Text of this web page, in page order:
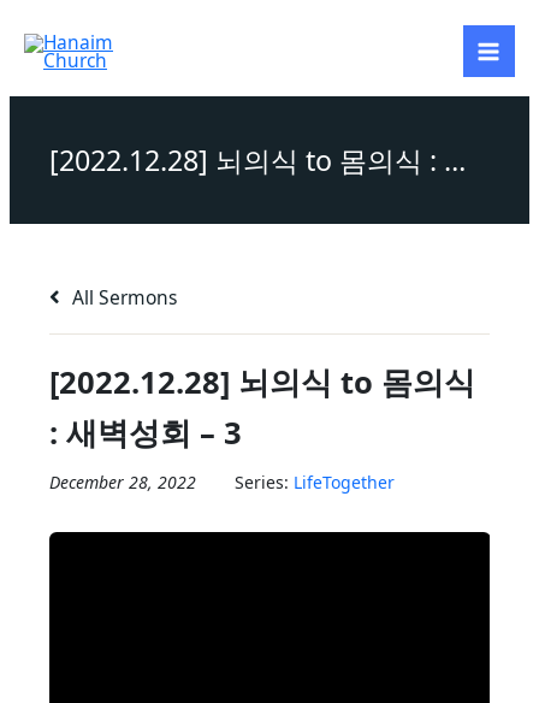
content
[2022.12.28] 뇌의식 to 몸의식 : 새벽성회 – 3
All Sermons
[2022.12.28] 뇌의식 to 몸의식
: 새벽성회 – 3
December 28, 2022 Series: LifeTogether